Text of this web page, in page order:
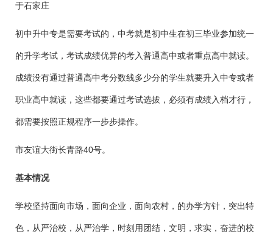
于石家庄
初中升中专是需要考试的，中考就是初中生在初三毕业参加统一
的升学考试，考试成绩优异的考入普通高中或者重点高中就读。
成绩没有通过普通高中考分数线多少分的学生就要升入中专或者
职业高中就读，这些都要通过考试选拔，必须有成绩入档才行，
都需要按照正规程序一步步操作。
市友谊大街长青路40号。
基本情况
学校坚持面向市场，面向企业，面向农村，的办学方针，突出特
色，从严治校，从严治学，时刻用团结，文明，求实，奋进的校